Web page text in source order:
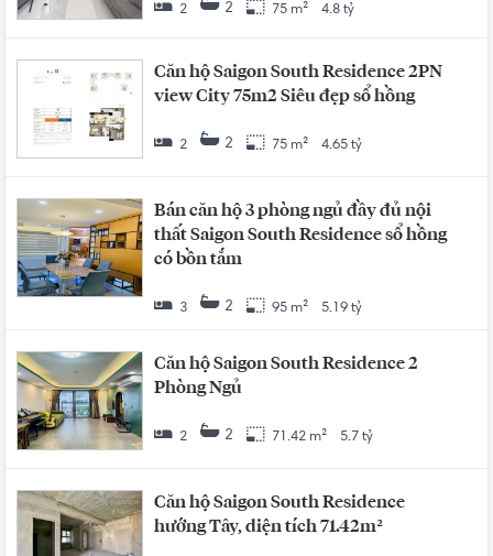
2 2 75 m² 4.8 tỷ
Căn hộ Saigon South Residence 2PN
view City 75m2 Siêu đẹp sổ hồng
2 2 75 m² 4.65 tỷ
Bán căn hộ 3 phòng ngủ đầy đủ nội
thất Saigon South Residence sổ hồng
có bồn tắm
3 2 95 m² 5.19 tỷ
Căn hộ Saigon South Residence 2
Phòng Ngủ
2 2 71.42 m² 5.7 tỷ
Căn hộ Saigon South Residence
hướng Tây, diện tích 71.42m²